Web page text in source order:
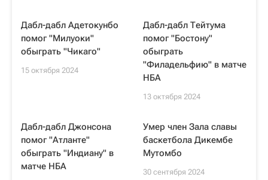
Дабл-дабл Адетокунбо
помог "Милуоки"
обыграть "Чикаго"
15 октября 2024
Дабл-дабл Тейтума
помог "Бостону"
обыграть
"Филадельфию" в матче
НБА
13 октября 2024
Дабл-дабл Джонсона
помог "Атланте"
обыграть "Индиану" в
матче НБА
Умер член Зала славы
баскетбола Дикембе
Мутомбо
30 сентября 2024